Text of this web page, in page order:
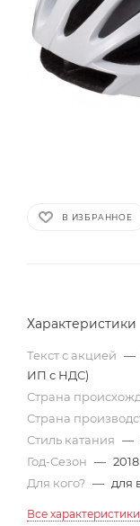
В ИЗБРАННОЕ
Характеристики
Текст с акцией —
ИП с НДС)
Страна
Страна
Стиль катания —
Год-Сезон — 2018
Для кого? — для
Все характеристики